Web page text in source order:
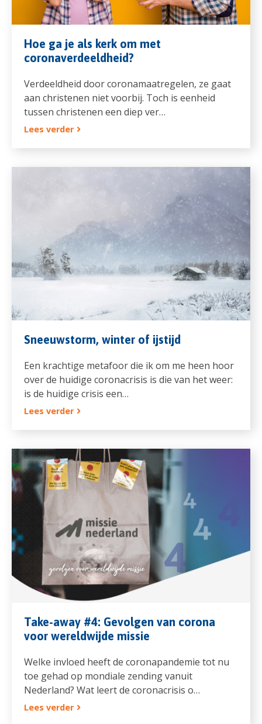
Hoe ga je als kerk om met
coronaverdeeldheid?
Verdeeldheid door coronamaatregelen, ze gaat
aan christenen niet voorbij. Toch is eenheid
tussen christenen een diep ver…
Lees verder
Sneeuwstorm, winter of ijstijd
Een krachtige metafoor die ik om me heen hoor
over de huidige coronacrisis is die van het weer:
is de huidige crisis een…
Lees verder
Take-away #4: Gevolgen van corona
voor wereldwijde missie
Welke invloed heeft de coronapandemie tot nu
toe gehad op mondiale zending vanuit
Nederland? Wat leert de coronacrisis o…
Lees verder